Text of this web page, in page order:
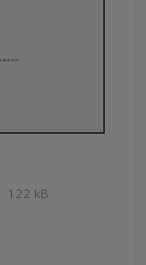
122 kB